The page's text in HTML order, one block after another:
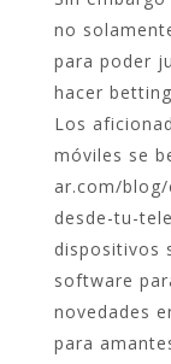
no
para poder
hacer
Los
móviles se
ar.com/
desde-tu-
dispositivos
software
novedades
para